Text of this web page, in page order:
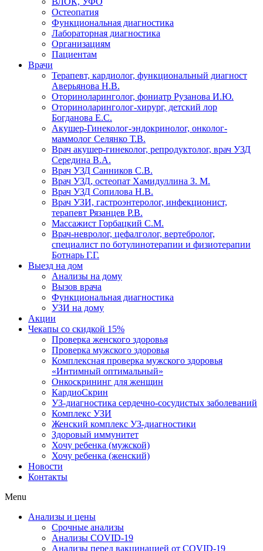
Остеопатия
Функциональная диагностика
Лабораторная диагностика
Организациям
Пациентам
Врачи
Терапевт, кардиолог, функциональный диагност
Аверьянова Н.В.
Оториноларинголог, фониатр Рузанова И.Ю.
Оториноларинголог-хирург, детский лор
Богданова Е.С.
Акушер-Гинеколог-эндокринолог, онколог-
маммолог Селянко Т.В.
Врач акушер-гинеколог, репродуктолог, врач УЗД
Середина В.А.
Врач УЗД Санников С.В.
Врач УЗД, остеопат Хамидуллина З. М.
Врач УЗД Сопилова Н.В.
Врач УЗИ, гастроэнтеролог, инфекционист,
терапевт Рязанцев Р.В.
Массажист Горбацкий С.М.
Врач-невролог, цефалголог, вертебролог,
специалист по ботулинотерапии и физиотерапии
Ботнарь Г.Г.
Выезд на дом
Анализы на дому
Вызов врача
Функциональная диагностика
УЗИ на дому
Акции
Чекапы со скидкой 15%
Проверка женского здоровья
Проверка мужского здоровья
Комплексная проверка мужского здоровья
«Интимный оптимальный»
Онкоcкрининг для женщин
КардиоСкрин
УЗ-диагностика сердечно-сосудистых заболеваний
Комплекс УЗИ
Женский комплекс УЗ-диагностики
Здоровый иммунитет
Хочу ребенка (мужской)
Хочу ребенка (женский)
Новости
Контакты
Menu
Анализы и цены
Срочные анализы
Анализы COVID-19
Анализы перед вакцинацией от COVID-19